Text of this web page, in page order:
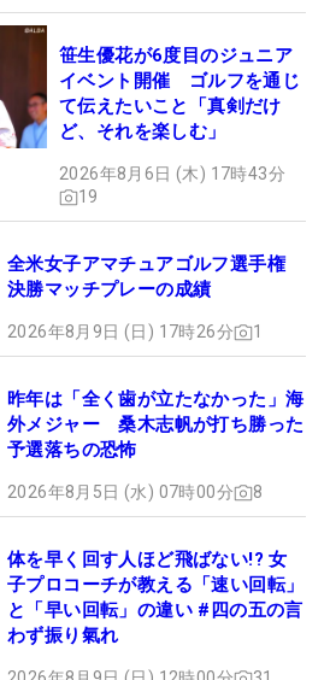
笹生優花が6度目のジュニア
イベント開催 ゴルフを通じ
て伝えたいこと「真剣だけ
ど、それを楽しむ」
2026年8月6日 (木) 17時43分
19
全米女子アマチュアゴルフ選手権
決勝マッチプレーの成績
2026年8月9日 (日) 17時26分 1
昨年は「全く歯が立たなかった」海
外メジャー 桑木志帆が打ち勝った
予選落ちの恐怖
2026年8月5日 (水) 07時00分 8
体を早く回す人ほど飛ばない!? 女
子プロコーチが教える「速い回転」
と「早い回転」の違い #四の五の言
わず振り氣れ